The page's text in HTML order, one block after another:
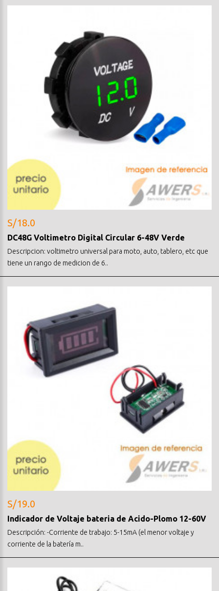
S/18.0
DC48G Voltimetro Digital Circular 6-48V Verde
Descripcion: voltimetro universal para moto, auto, tablero, etc que
tiene un rango de medicion de 6..
S/19.0
Indicador de Voltaje bateria de Acido-Plomo 12-60V
Descripción: -Corriente de trabajo: 5-15mA (el menor voltaje y
corriente de la batería m..